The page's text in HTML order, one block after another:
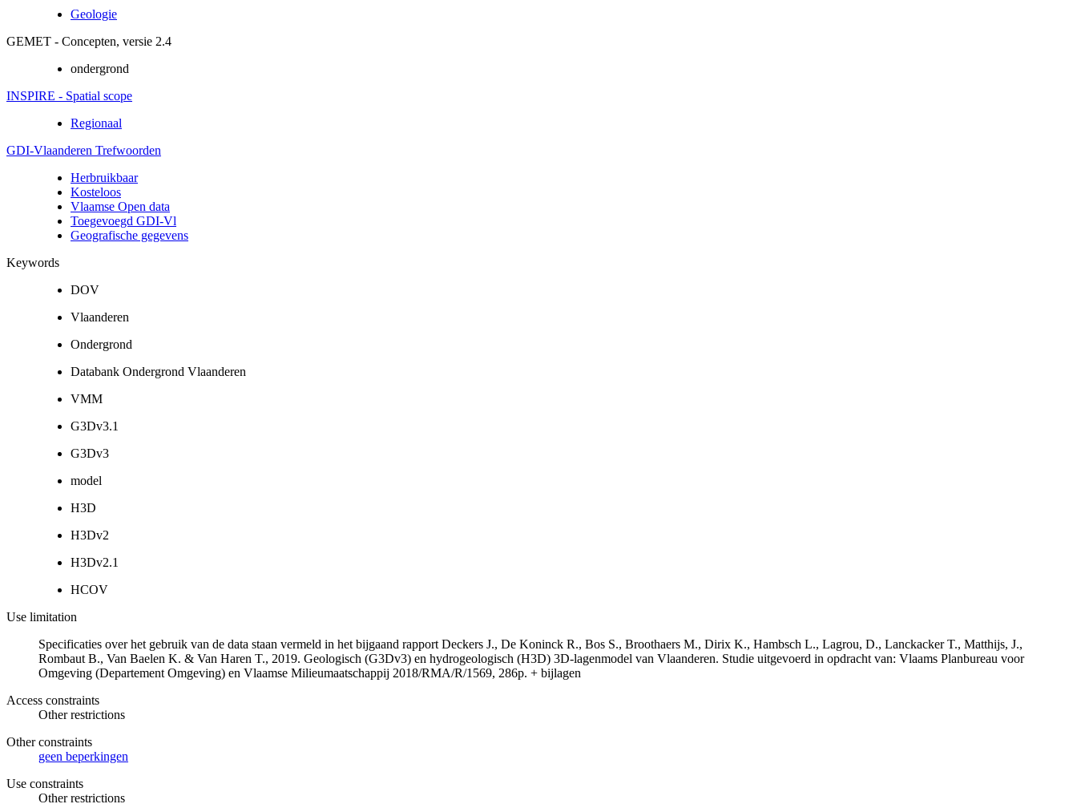
Geologie
GEMET - Concepten, versie 2.4
ondergrond
INSPIRE - Spatial scope
Regionaal
GDI-Vlaanderen Trefwoorden
Herbruikbaar
Kosteloos
Vlaamse Open data
Toegevoegd GDI-Vl
Geografische gegevens
Keywords
DOV
Vlaanderen
Ondergrond
Databank Ondergrond Vlaanderen
VMM
G3Dv3.1
G3Dv3
model
H3D
H3Dv2
H3Dv2.1
HCOV
Use limitation
Specificaties over het gebruik van de data staan vermeld in het bijgaand rapport Deckers J., De Koninck R., Bos S., Broothaers M., Dirix K., Hambsch L., Lagrou, D., Lanckacker T., Matthijs, J.,
Rombaut B., Van Baelen K. & Van Haren T., 2019. Geologisch (G3Dv3) en hydrogeologisch (H3D) 3D-lagenmodel van Vlaanderen. Studie uitgevoerd in opdracht van: Vlaams Planbureau voor
Omgeving (Departement Omgeving) en Vlaamse Milieumaatschappij 2018/RMA/R/1569, 286p. + bijlagen
Access constraints
Other restrictions
Other constraints
geen beperkingen
Use constraints
Other restrictions